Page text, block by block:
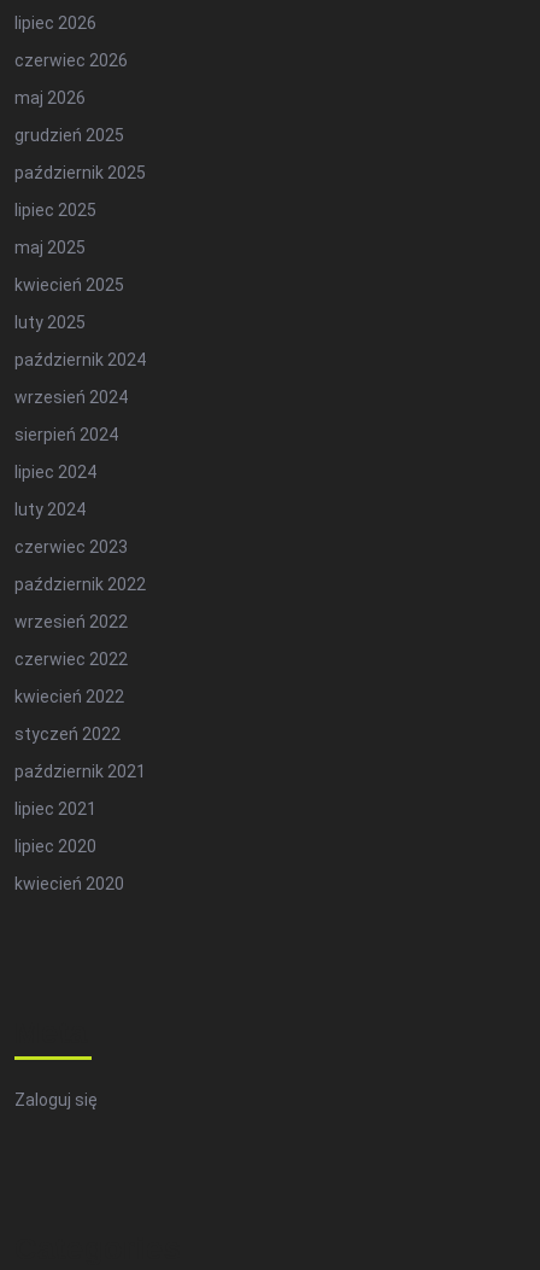
lipiec 2026
czerwiec 2026
maj 2026
grudzień 2025
październik 2025
lipiec 2025
maj 2025
kwiecień 2025
luty 2025
październik 2024
wrzesień 2024
sierpień 2024
lipiec 2024
luty 2024
czerwiec 2023
październik 2022
wrzesień 2022
czerwiec 2022
kwiecień 2022
styczeń 2022
październik 2021
lipiec 2021
lipiec 2020
kwiecień 2020
Zaloguj się